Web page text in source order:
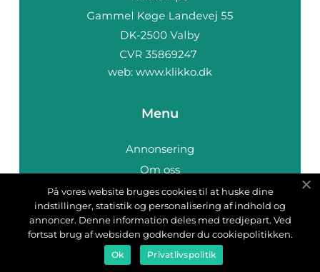
web: www.klikko.dk
Menu
Annonsering
Om oss
Cookies
Kontakta oss
Sitemap
På vores website bruges cookies til at huske dine
indstillinger, statistik og personalisering af indhold og
annoncer. Denne information deles med tredjepart. Ved
fortsat brug af websiden godkender du cookiepolitikken.
Ok Privatlivspolitik